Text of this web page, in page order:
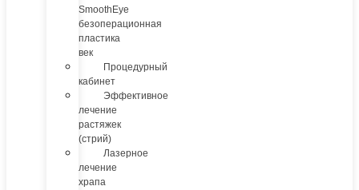
SmoothEye
безоперационная
пластика
век
Процедурный
кабинет
Эффективное
лечение
растяжек
(стрий)
Лазерное
лечение
храпа